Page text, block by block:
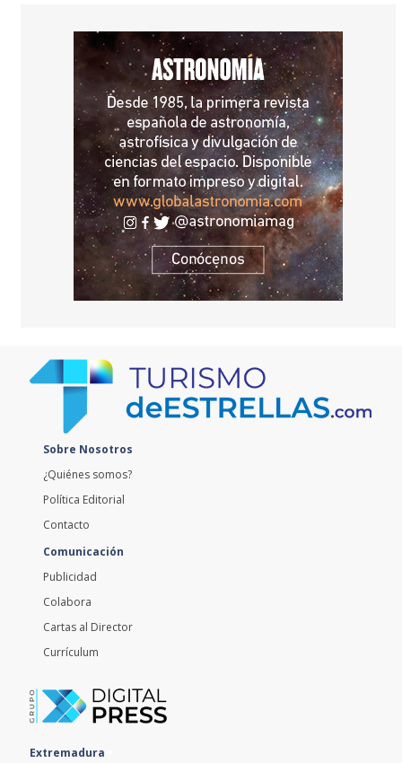
Sobre Nosotros
¿Quiénes somos?
Política Editorial
Contacto
Comunicación
Publicidad
Colabora
Cartas al Director
Currículum
Extremadura